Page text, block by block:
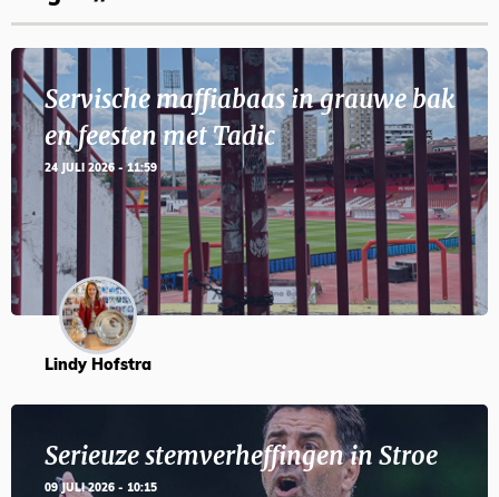
Servische maffiabaas in grauwe bak
en feesten met Tadic
24 JULI 2026 - 11:59
Lindy Hofstra
Serieuze stemverheffingen in Stroe
09 JULI 2026 - 10:15